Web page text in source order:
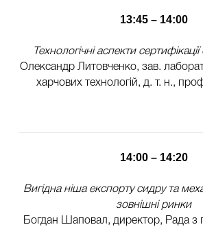
13:45 – 14:00
Технологічні аспекти сертифікації
Олександр Литовченко, зав.
харчових технологій, д. т. н.,
14:00 – 14:20
Вигідна ніша експорту сидру та
зовнішні ринки
Богдан Шаповал, директор, Рада з